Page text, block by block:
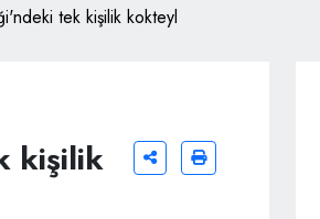
tek kişilik kokteyl
kişilik